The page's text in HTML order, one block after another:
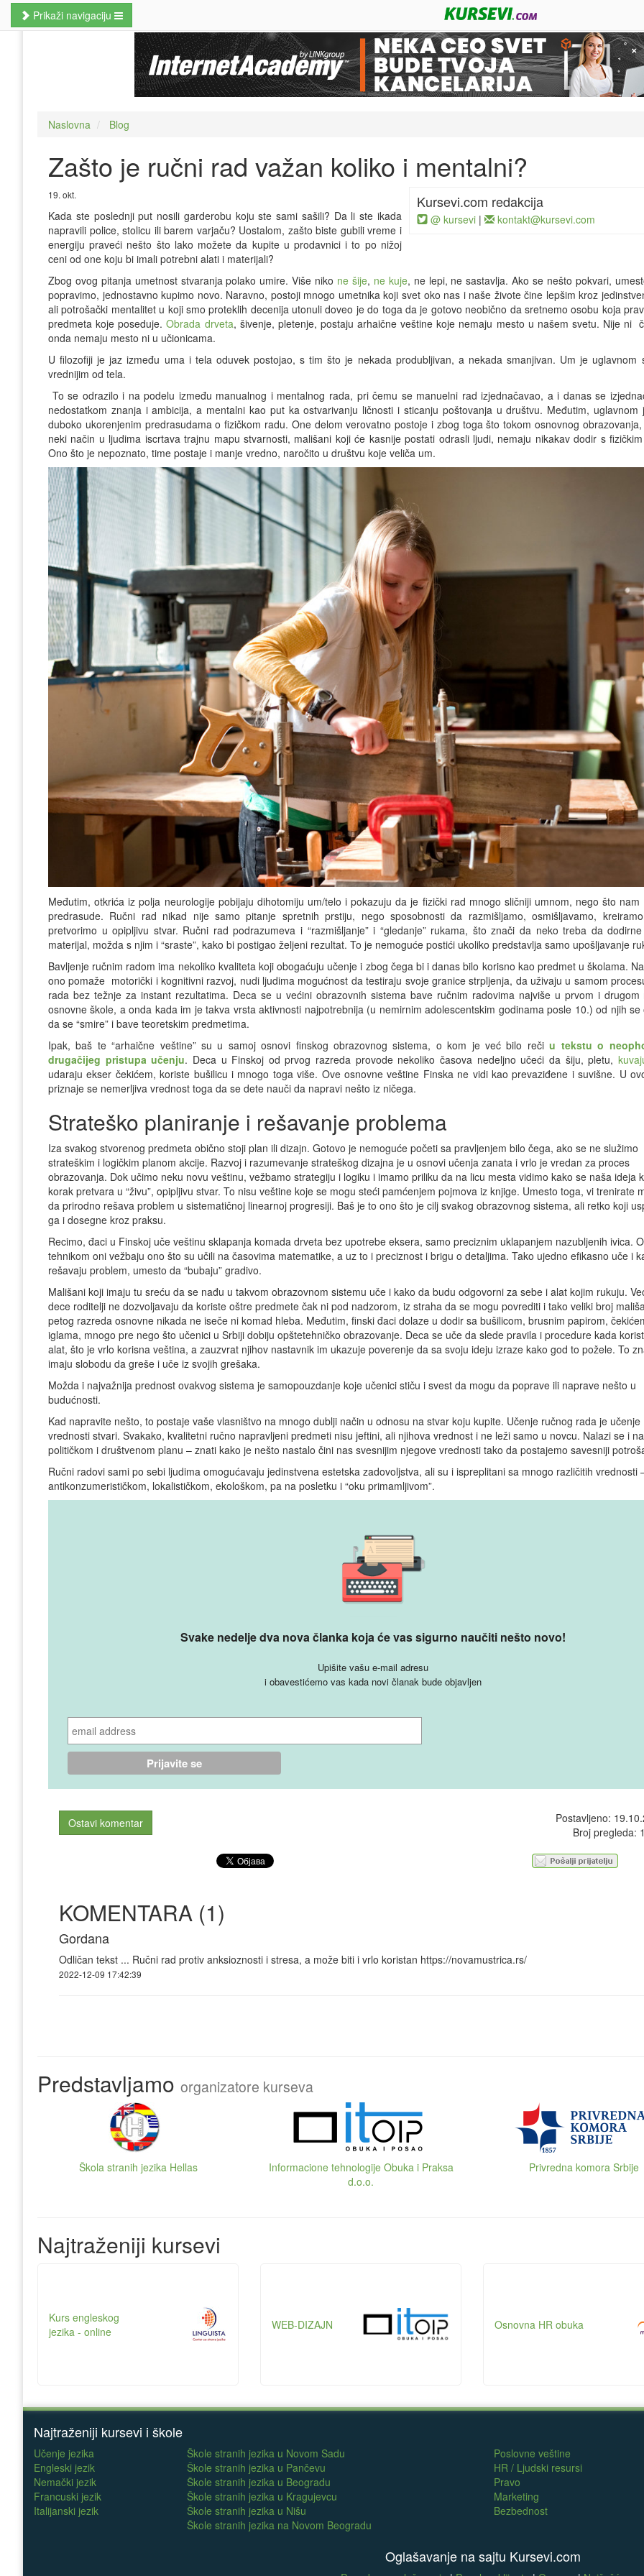
Prikaži navigaciju
Kursevi računara
MBA studije
Prekvalifikacije i zanati
Hobi kursevi
Nauči odmah
Pretraži kurseve
Naslovna Blog
Zašto je ručni rad važan koliko i mentalni?
Kursevi.com redakcija
@ kursevi | kontakt@kursevi.com
19. okt.
Kada ste poslednji put nosili garderobu koju ste sami sašili? Da li ste ikada
napravili police, stolicu ili barem varjaču? Uostalom, zašto biste gubili vreme i
energiju praveći nešto što lako možete da kupite u prodavnici i to po nižoj
ceni od one koju bi imali potrebni alati i materijali?
Zbog ovog pitanja umetnost stvaranja polako umire. Više niko ne šije, ne kuje, ne lepi, ne sastavlja. Ako se nešto pokvari,
popravimo, jednostavno kupimo novo. Naravno, postoji mnogo umetnika koji svet oko nas i naše živote čine lepšim kroz
ali potrošački mentalitet u koji smo proteklih decenija utonuli doveo je do toga da je gotovo neobično da sretnemo osobu koja
predmeta koje poseduje.Obrada drveta, šivenje, pletenje, postaju arhaične veštine koje nemaju mesto u našem svetu. Nije ni
onda nemaju mesto ni u učionicama.
U filozofiji je jaz između uma i tela oduvek postojao, s tim što je nekada produbljivan, a nekada smanjivan. Um je uglavnom
vrednijim od tela.
To se odrazilo i na podelu između manualnog i mentalnog rada, pri čemu se manuelni rad izjednačavao, a i danas se
nedostatkom znanja i ambicija, a mentalni kao put ka ostvarivanju ličnosti i sticanju poštovanja u društvu. Međutim, uglavnom
duboko ukorenjenim predrasudama o fizičkom radu. One delom verovatno postoje i zbog toga što tokom osnovnog
neki način u ljudima iscrtava trajnu mapu stvarnosti, mališani koji će kasnije postati odrasli ljudi, nemaju nikakav dodir s
Ono što je nepoznato, time postaje i manje vredno, naročito u društvu koje veliča um.
Međutim, otkrića iz polja neurologije pobijaju dihotomiju um/telo i pokazuju da je fizički rad mnogo sličniji umnom, nego što nam
predrasude. Ručni rad nikad nije samo pitanje spretnih prstiju, nego sposobnosti da razmišljamo, osmišljavamo,
pretvorimo u opipljivu stvar. Ručni rad podrazumeva i “razmišljanje” i “gledanje” rukama, što znači da neko treba da
materijal, možda s njim i “sraste”, kako bi postigao željeni rezultat. To je nemoguće postići ukoliko predstavlja samo upošljavanje
Bavljenje ručnim radom ima nekoliko kvaliteta koji obogaćuju učenje i zbog čega bi i danas bilo korisno kao predmet u školama.
ono pomaže motorički i kognitivni razvoj, nudi ljudima mogućnost da testiraju svoje granice strpljenja, da uživaju u samom
rada bez težnje za instant rezultatima. Deca se u većini obrazovnih sistema bave ručnim radovima najviše u prvom i drugom
osnovne škole, a onda kada im je takva vrsta aktivnosti najpotrebnija (u nemirnim adolescentskim godinama posle 10.) od njih se
da se “smire” i bave teoretskim predmetima.
Ipak, baš te “arhaične veštine” su u samoj osnovi finskog obrazovnog sistema, o kom je već bilo rečiu tekstu o
drugačijeg pristupa učenju. Deca u Finskoj od prvog razreda provode nekoliko časova nedeljno učeći da šiju, pletu,
udaraju ekser čekićem, koriste bušilicu i mnogo toga više. Ove osnovne veštine Finska ne vidi kao prevaziđene i suvišne. U
priznaje se nemerljiva vrednost toga da se dete nauči da napravi nešto iz ničega.
Strateško planiranje i rešavanje problema
Iza svakog stvorenog predmeta obično stoji plan ili dizajn. Gotovo je nemoguće početi sa pravljenjem bilo čega, ako se ne služimo
strateškim i logičkim planom akcije. Razvoj i razumevanje strateškog dizajna je u osnovi učenja zanata i vrlo je vredan za proces
obrazovanja. Dok učimo neku novu veštinu, vežbamo strategiju i logiku i imamo priliku da na licu mesta vidimo kako se naša ideja
korak pretvara u “živu”, opipljivu stvar. To nisu veštine koje se mogu steći pamćenjem pojmova iz knjige. Umesto toga, vi trenirate
da prirodno rešava problem u sistematičnoj linearnoj progresiji. Baš je to ono što je cilj svakog obrazovnog sistema, ali retko koji
ga i dosegne kroz praksu.
Recimo, đaci u Finskoj uče veštinu sklapanja komada drveta bez upotrebe eksera, samo preciznim uklapanjem nazubljenih ivica.
tehnikom oni vežbaju ono što su učili na časovima matematike, a uz to i preciznost i brigu o detaljima. Tako ujedno efikasno uče i
rešavaju problem, umesto da “bubaju” gradivo.
Mališani koji imaju tu sreću da se nađu u takvom obrazovnom sistemu uče i kako da budu odgovorni za sebe i alat kojim rukuju.
dece roditelji ne dozvoljavaju da koriste oštre predmete čak ni pod nadzorom, iz straha da se mogu povrediti i tako veliki broj
petog razreda osnovne nikada ne iseče ni komad hleba. Međutim, finski đaci dolaze u dodir sa bušilicom, brusnim papirom,
iglama, mnogo pre nego što učenici u Srbiji dobiju opštetehničko obrazovanje. Deca se uče da slede pravila i procedure kada
alat, što je vrlo korisna veština, a zauzvrat njihov nastavnik im ukazuje poverenje da sa svoju ideju izraze kako god to požele. To
imaju slobodu da greše i uče iz svojih grešaka.
Možda i najvažnija prednost ovakvog sistema je samopouzdanje koje učenici stiču i svest da mogu da poprave ili naprave nešto u
budućnosti.
Kad napravite nešto, to postaje vaše vlasništvo na mnogo dublji način u odnosu na stvar koju kupite. Učenje ručnog rada je učenje
vrednosti stvari. Svakako, kvalitetni ručno napravljeni predmeti nisu jeftini, ali njihova vrednost i ne leži samo u novcu. Nalazi se i na
političkom i društvenom planu – znati kako je nešto nastalo čini nas svesnijim njegove vrednosti tako da postajemo savesniji
Ručni radovi sami po sebi ljudima omogućavaju jedinstvena estetska zadovoljstva, ali su i ispreplitani sa mnogo različitih vrednosti
antikonzumerističkom, lokalističkom, ekološkom, pa na posletku i “oku primamljivom”.
Svake nedelje dva nova članka koja će vas sigurno naučiti nešto novo!
Upišite vašu e-mail adresu
i obavestićemo vas kada novi članak bude objavljen
Ostavi komentar
Postavljeno:
Broj pregleda:
KOMENTARA (1)
Gordana
Odličan tekst ... Ručni rad protiv anksioznosti i stresa, a može biti i vrlo koristan https://novamustrica.rs/
2022-12-09 17:42:39
Predstavljamo organizatore kurseva
Škola stranih jezika Hellas
Informacione tehnologije Obuka i Praksa
d.o.o.
Privredna komora Srbije
Najtraženiji kursevi
Kurs engleskog
jezika - online
WEB-DIZAJN Osnovna HR obuka
Najtraženiji kursevi i škole
Učenje jezika
Engleski jezik
Nemački jezik
Francuski jezik
Italijanski jezik
Škole stranih jezika u Novom Sadu
Škole stranih jezika u Pančevu
Škole stranih jezika u Beogradu
Škole stranih jezika u Kragujevcu
Škole stranih jezika u Nišu
Škole stranih jezika na Novom Beogradu
Poslovne veštine
HR / Ljudski resursi
Pravo
Marketing
Bezbednost
Oglašavanje na sajtu Kursevi.com